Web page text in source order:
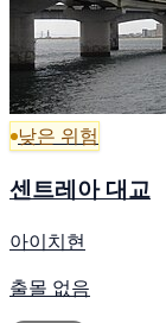
낮은 위험
센트레아 대교
아이치현
출몰 없음